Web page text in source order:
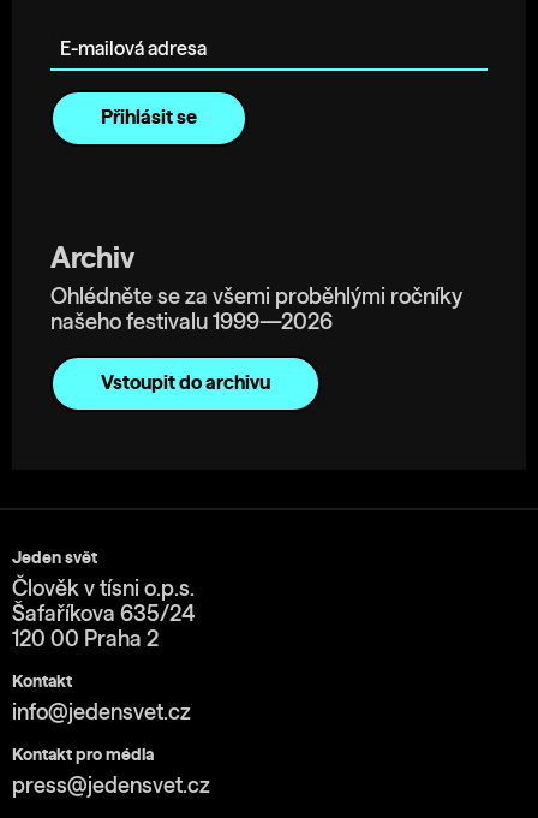
Archiv
Ohlédněte se za všemi proběhlými ročníky
našeho festivalu 1999—2026
Vstoupit do archivu
Jeden svět
Člověk v tísni o.p.s.
Šafaříkova 635/24
120 00 Praha 2
Kontakt
info@jedensvet.cz
Kontakt pro média
press@jedensvet.cz